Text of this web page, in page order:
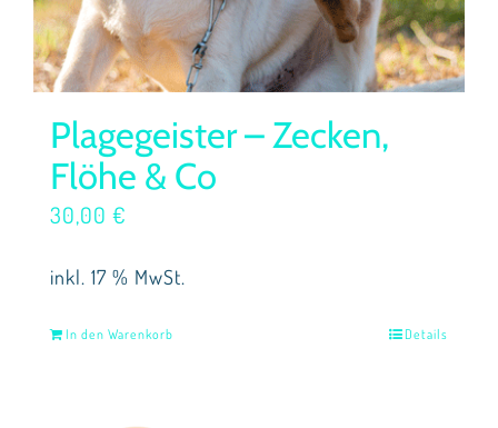
Plagegeister – Zecken,
Flöhe & Co
30,00 €
inkl. 17 % MwSt.
In den Warenkorb Details